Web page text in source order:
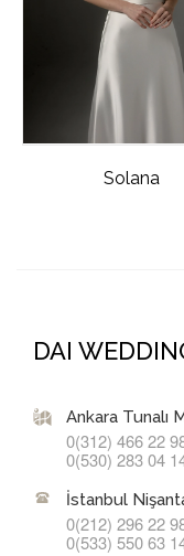
Solana
DAI
Ankara Tunalı
0(312) 466 22
0(530) 283 04
İstanbul
0(212) 296 22
0(533) 550 63